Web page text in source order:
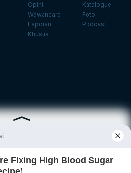
Opini
Wawancara
Laporan
Khusus
Katalogue
Foto
Podcast
Daftar